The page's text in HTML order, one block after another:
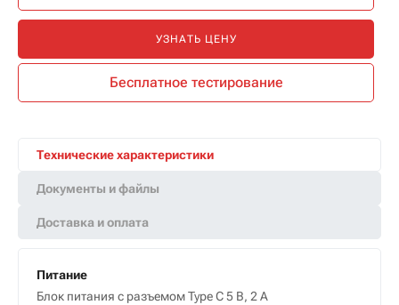
УЗНАТЬ ЦЕНУ
Бесплатное тестирование
Технические характеристики
Документы и файлы
Доставка и оплата
Питание
Блок питания с разъемом Type C 5 B, 2 А